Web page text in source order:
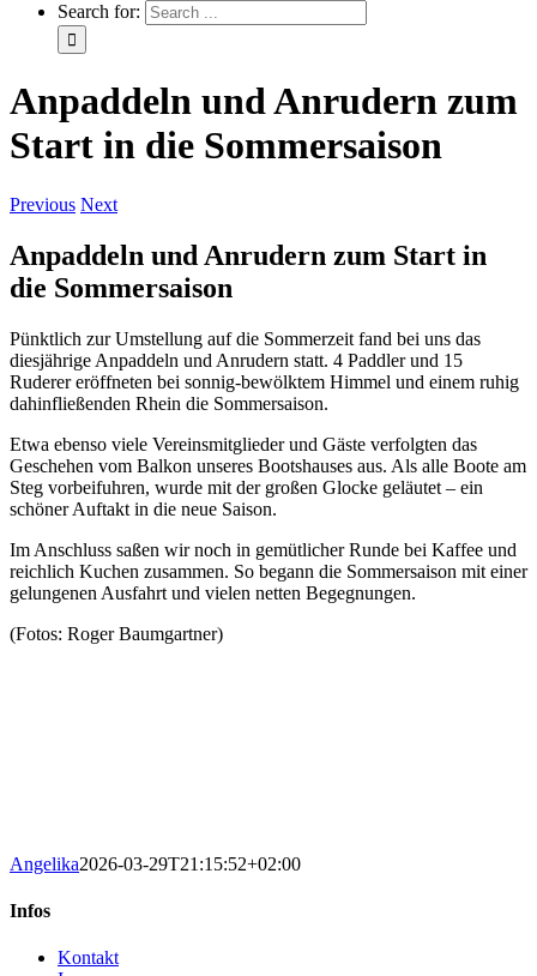
Search for:
Anpaddeln und Anrudern zum
Start in die Sommersaison
Previous Next
Anpaddeln und Anrudern zum Start in
die Sommersaison
Pünktlich zur Umstellung auf die Sommerzeit fand bei uns das
diesjährige Anpaddeln und Anrudern statt. 4 Paddler und 15
Ruderer eröffneten bei sonnig-bewölktem Himmel und einem ruhig
dahinfließenden Rhein die Sommersaison.
Etwa ebenso viele Vereinsmitglieder und Gäste verfolgten das
Geschehen vom Balkon unseres Bootshauses aus. Als alle Boote am
Steg vorbeifuhren, wurde mit der großen Glocke geläutet – ein
schöner Auftakt in die neue Saison.
Im Anschluss saßen wir noch in gemütlicher Runde bei Kaffee und
reichlich Kuchen zusammen. So begann die Sommersaison mit einer
gelungenen Ausfahrt und vielen netten Begegnungen.
(Fotos: Roger Baumgartner)
Angelika2026-03-29T21:15:52+02:00
Infos
Kontakt